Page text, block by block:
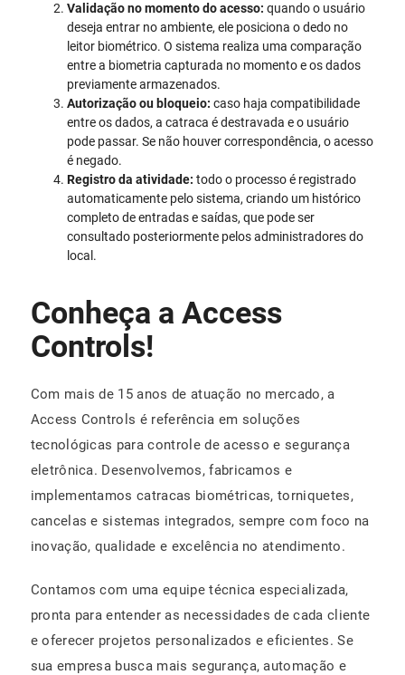
Validação no momento do acesso: quando o usuário
deseja entrar no ambiente, ele posiciona o dedo no
leitor biométrico. O sistema realiza uma comparação
entre a biometria capturada no momento e os dados
previamente armazenados.
Autorização ou bloqueio: caso haja compatibilidade
entre os dados, a catraca é destravada e o usuário
pode passar. Se não houver correspondência, o acesso
é negado.
Registro da atividade: todo o processo é registrado
automaticamente pelo sistema, criando um histórico
completo de entradas e saídas, que pode ser
consultado posteriormente pelos administradores do
local.
Conheça a Access
Controls!
Com mais de 15 anos de atuação no mercado, a
Access Controls é referência em soluções
tecnológicas para controle de acesso e segurança
eletrônica. Desenvolvemos, fabricamos e
implementamos catracas biométricas, torniquetes,
cancelas e sistemas integrados, sempre com foco na
inovação, qualidade e excelência no atendimento.
Contamos com uma equipe técnica especializada,
pronta para entender as necessidades de cada cliente
e oferecer projetos personalizados e eficientes. Se
sua empresa busca mais segurança, automação e